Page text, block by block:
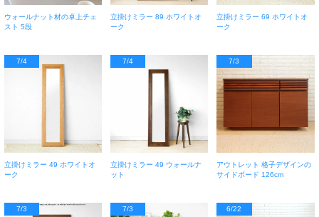
ウォールナット材の卓上チェ
スト 5段
立掛けミラー 89 ホワイトオ
ーク
立掛けミラー 69 ホワイトオ
ーク
7/4
立掛けミラー 49 ホワイトオ
ーク
7/4
立掛けミラー 49 ウォールナ
ット
7/3
アウトレット 格子デザインの
サイドボード 126cm
7/3 7/3 6/22